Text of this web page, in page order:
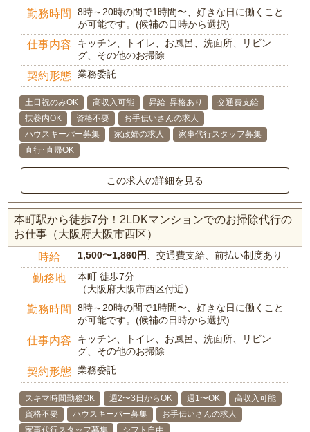
勤務時間
8時～20時の間で1時間〜、好きな日に働くこと
が可能です。(候補の日時から選択)
仕事内容
キッチン、トイレ、お風呂、洗面所、リビン
グ、その他のお掃除
契約形態 業務委託
土日祝のみOK 高収入可能 昇給･昇格あり
交通費支給
扶養内OK
資格不要
お手伝いさんの求人
ハウスキーパー募集
家政婦の求人
家事代行スタッフ募集
直行･直帰OK
この求人の詳細を見る
本町駅から徒歩7分！2LDKマンションでのお掃除代行の
お仕事（大阪府大阪市西区）
時給 1,500〜1,860円、交通費支給、前払い制度あり
勤務地
本町 徒歩7分
（大阪府大阪市西区付近）
勤務時間
8時～20時の間で1時間〜、好きな日に働くこと
が可能です。(候補の日時から選択)
仕事内容
キッチン、トイレ、お風呂、洗面所、リビン
グ、その他のお掃除
契約形態 業務委託
スキマ時間勤務OK 週2〜3日からOK 週1〜OK
高収入可能
資格不要
ハウスキーパー募集
お手伝いさんの求人